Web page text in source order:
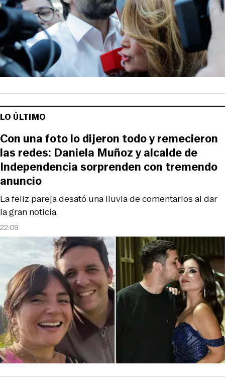
LO ÚLTIMO
22:09
La feliz pareja desató una lluvia de comentarios al dar
la gran noticia.
Con una foto lo dijeron todo y remecieron
las redes: Daniela Muñoz y alcalde de
Independencia sorprenden con tremendo
anuncio